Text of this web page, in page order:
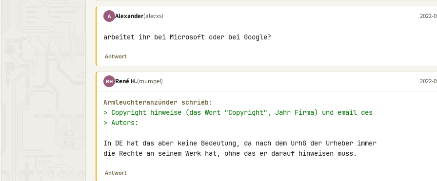
A Alexander(alecxs) 2022-
arbeitet ihr bei Microsoft oder bei Google?
Antwort
RH René H.(mumpel) 2022-
Armleuchteranzünder schrieb:
> Copyright hinweise (das Wort "Copyright", Jahr Firma) und email des
> Autors:
In DE hat das aber keine Bedeutung, da nach dem UrhG der Urheber immer
die Rechte an seinem Werk hat, ohne das er darauf hinweisen muss.
Antwort